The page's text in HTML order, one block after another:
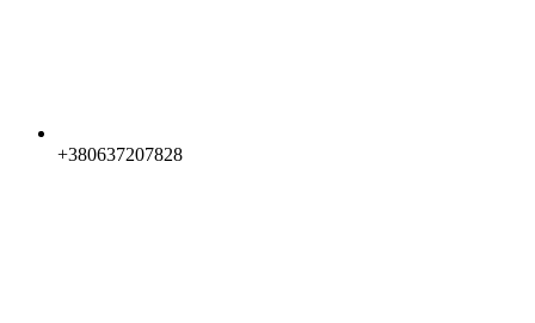
+380637207828